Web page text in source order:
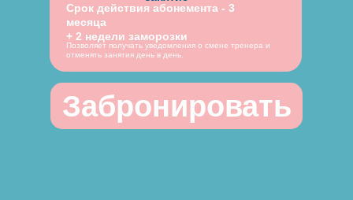
Позволяет получать уведомления о смене тренера и
отменять занятия день в день.
Срок действия абонемента - 3
месяца
+ 2 недели заморозки
Забронировать